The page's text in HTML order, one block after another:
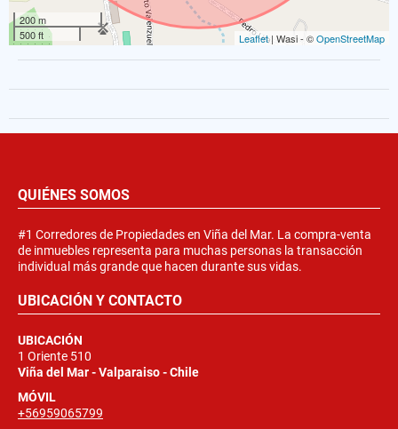
200 m
500 ft
Leaflet| Wasi - ©OpenStreetMap
QUIÉNES SOMOS
#1 Corredores de Propiedades en Viña del Mar. La compra-venta
de inmuebles representa para muchas personas la transacción
individual más grande que hacen durante sus vidas.
UBICACIÓN Y CONTACTO
UBICACIÓN
1 Oriente 510
Viña del Mar - Valparaiso - Chile
MÓVIL
+56959065799